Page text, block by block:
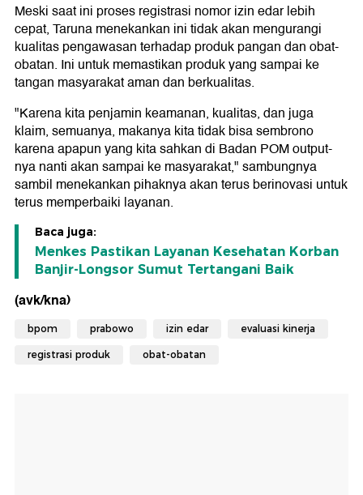
Meski saat ini proses registrasi nomor izin edar lebih
cepat, Taruna menekankan ini tidak akan mengurangi
kualitas pengawasan terhadap produk pangan dan obat-
obatan. Ini untuk memastikan produk yang sampai ke
tangan masyarakat aman dan berkualitas.
"Karena kita penjamin keamanan, kualitas, dan juga
klaim, semuanya, makanya kita tidak bisa sembrono
karena apapun yang kita sahkan di Badan POM output-
nya nanti akan sampai ke masyarakat," sambungnya
sambil menekankan pihaknya akan terus berinovasi untuk
terus memperbaiki layanan.
Baca juga:
Menkes Pastikan Layanan Kesehatan Korban
Banjir-Longsor Sumut Tertangani Baik
(avk/kna)
bpom prabowo izin edar evaluasi kinerja
registrasi produk obat-obatan